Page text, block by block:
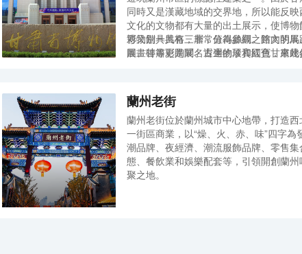
同時又是漢藏地域的交界地，所以能反
文化的文物都有大量的出土展示，使博
彩又別具風格，非常值得參觀。館內的
圖畫磚等更是聞名遐邇的珍貴國寶，來
博物館一共有三層，分為絲綢之路文明
展、甘肅彩陶展、古生物展和紅色甘肅
文物同藝術品展覽。博物館裏面展品眾多
觀一圈落嚟需要將近半日時間。
絲綢之路文明展位於二樓，是甘肅省博物
名的馬踏飛燕銅奔馬像便展示在這裡，
是中國旅遊的標誌，銅像只有一足著地卻
代鑄造的高超技藝，馬踏飛燕也是整館的
驛使圖畫磚也在這裡，上面畫著的驛使
政行業的標誌。除了這兩個國寶外，館內
古代時途經絲綢之路到達這裡留下的珍
甘肅佛教藝術展位於三樓，也是館內的重
和轉經筒等等，走進展館好像置身於一
蘭州老街
蘭州老街位於蘭州城市中心地帶，打造
一街區商業，以“燥、火、赤、味”四字為
潮品牌、夜經濟、潮流服飾品牌、零售
態、餐飲業和娛樂配套等，引領開創蘭
聚之地。